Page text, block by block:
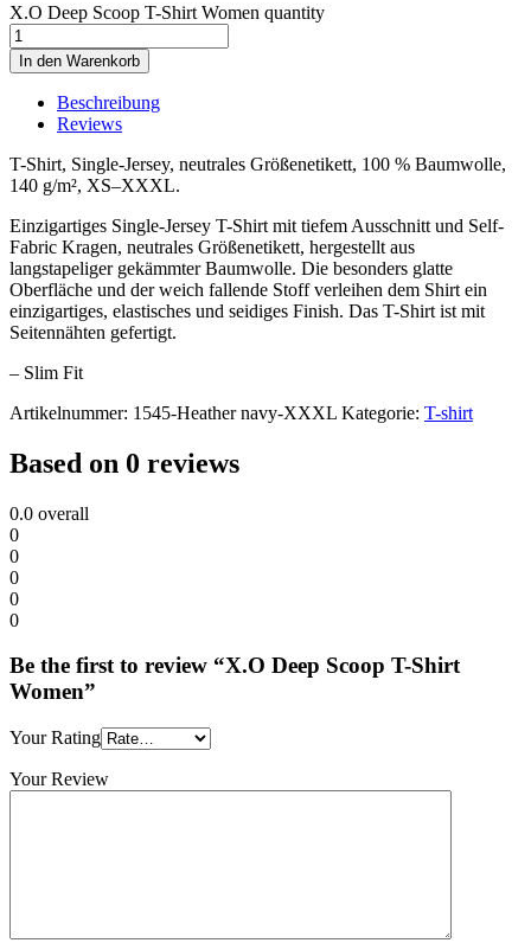
X.O Deep Scoop T-Shirt Women quantity
In den Warenkorb
Beschreibung
Reviews
T-Shirt, Single-Jersey, neutrales Größenetikett, 100 % Baumwolle,
140 g/m², XS–XXXL.
Einzigartiges Single-Jersey T-Shirt mit tiefem Ausschnitt und Self-
Fabric Kragen, neutrales Größenetikett, hergestellt aus
langstapeliger gekämmter Baumwolle. Die besonders glatte
Oberfläche und der weich fallende Stoff verleihen dem Shirt ein
einzigartiges, elastisches und seidiges Finish. Das T-Shirt ist mit
Seitennähten gefertigt.
– Slim Fit
Artikelnummer: 1545-Heather navy-XXXL Kategorie: T-shirt
Based on 0 reviews
0.0 overall
0
0
0
0
0
Be the first to review “X.O Deep Scoop T-Shirt
Women”
Your Rating
Your Review